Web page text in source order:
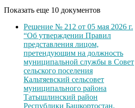
Показать еще 10 документов
Решение № 212 от 05 мая 2026 г.
“Об утверждении Правил
представления лицом,
претендующим на должность
муниципальной службы в Совет
сельского поселения
Кальтяевский сельсовет
муниципального района
Татышлинский район
Республики Башкортостан,